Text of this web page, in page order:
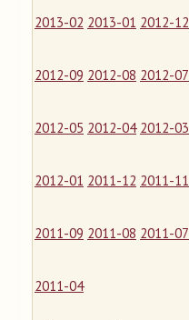
2013-02 2013-01 2012-12
2012-09 2012-08 2012-07
2012-05 2012-04 2012-03
2012-01 2011-12 2011-11
2011-09 2011-08 2011-07
2011-04